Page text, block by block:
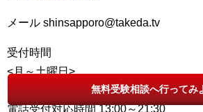
メール shinsapporo@takeda.tv
受付時間
<月～土曜日>
自習室利用可能時間 13:00～22:00
電話受付対応時間 13:00～21:30
無料受験相談へ行ってみ